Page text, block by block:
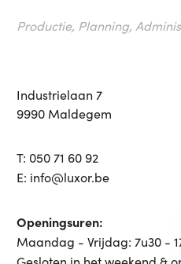
Productie, Planning,
Industrielaan 7
9990 Maldegem
T: 050 71 60 92
E: info@luxor.be
Openingsuren:
Maandag - Vrijdag: 7u30 -